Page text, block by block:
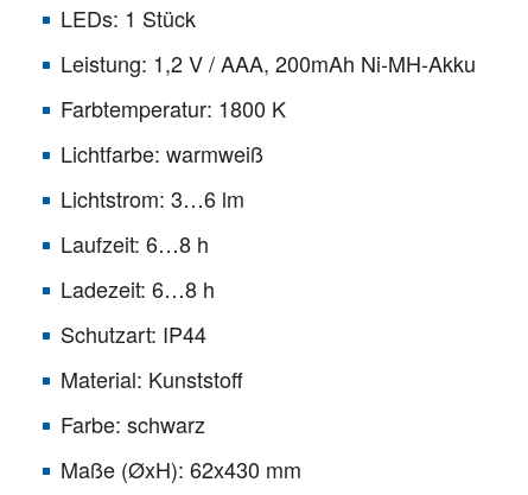
LEDs: 1 Stück
Leistung: 1,2 V / AAA, 200mAh Ni-MH-Akku
Farbtemperatur: 1800 K
Lichtfarbe: warmweiß
Lichtstrom: 3…6 lm
Laufzeit: 6…8 h
Ladezeit: 6…8 h
Schutzart: IP44
Material: Kunststoff
Farbe: schwarz
Maße (ØxH): 62x430 mm